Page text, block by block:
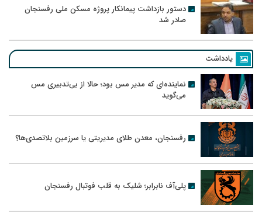
دستور بازداشت پیمانکار پروژه مسکن ملی رفسنجان
صادر شد
یادداشت
نماینده‌ای که مدیر مس بود؛ حالا از بی‌تدبیری مس
می‌گوید
رفسنجان، معدن طلای مدیریتی یا سرزمین بلاتصدی‌ها؟
پلی‌آف نابرابر؛ شلیک به قلب فوتبال رفسنجان